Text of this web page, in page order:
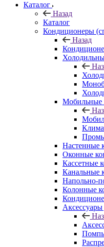
Каталог
Назад
Каталог
Кондиционеры
Назад
Мобильные
Настенные
Оконные
Кассетные
Канальные
Напольно-
Колонные